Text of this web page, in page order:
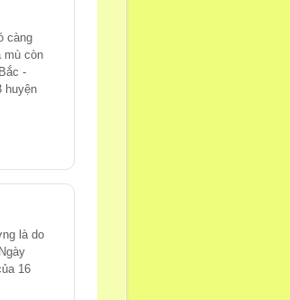
càng
mù còn
-
huyện
là do
16